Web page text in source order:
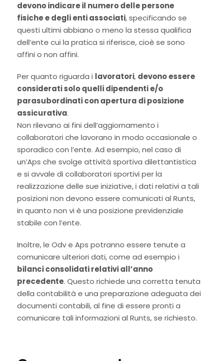
devono indicare il numero delle persone
fisiche e degli enti associati, specificando se
questi ultimi abbiano o meno la stessa qualifica
dell’ente cui la pratica si riferisce, cioè se sono
affini o non affini.
Per quanto riguarda i lavoratori, devono essere
considerati solo quelli dipendenti e/o
parasubordinati con apertura di posizione
assicurativa.
Non rilevano ai fini dell’aggiornamento i
collaboratori che lavorano in modo occasionale o
sporadico con l’ente. Ad esempio, nel caso di
un’Aps che svolge attività sportiva dilettantistica
e si avvale di collaboratori sportivi per la
realizzazione delle sue iniziative, i dati relativi a tali
posizioni non devono essere comunicati al Runts,
in quanto non vi è una posizione previdenziale
stabile con l’ente.
Inoltre, le Odv e Aps potranno essere tenute a
comunicare ulteriori dati, come ad esempio i
bilanci consolidati relativi all’anno
precedente. Questo richiede una corretta tenuta
della contabilità e una preparazione adeguata dei
documenti contabili, al fine di essere pronti a
comunicare tali informazioni al Runts, se richiesto.